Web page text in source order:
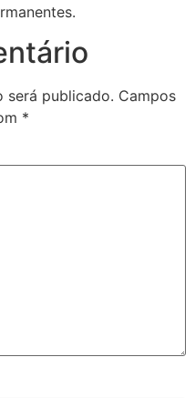
será publicado. Campos
*